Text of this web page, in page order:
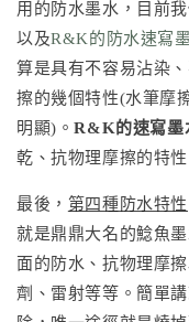
用的防水墨水，目前
以及R&K的防水速寫
算是具有不容易沾染
擦的幾個特性(水筆摩
明顯)。R&K的速寫墨
乾、抗物理摩擦的特性
最後， 第四種防水特性
就是鼎鼎大名的鯰魚
面的防水、抗物理摩
劑、雷射等等。簡單